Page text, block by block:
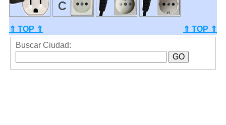
⇑ TOP ⇑
⇑ TOP ⇑
Buscar Ciudad: